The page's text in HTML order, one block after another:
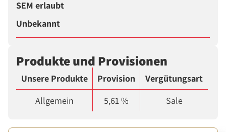
SEM erlaubt
Unbekannt
Produkte und Provisionen
Unsere Produkte Provision
Vergütungsart
Allgemein
5,61 % Sale